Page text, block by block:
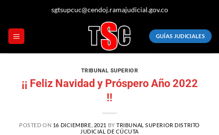
sgtsupcuc@cendoj.ramajudicial.gov.co
GUÍAS JUDICIALES
TRIBUNAL SUPERIOR
¡¡ Feliz Navidad y Próspero Año 2022
!!
POSTED ON 16 DICIEMBRE, 2021 BYTRIBUNAL SUPERIOR DISTRITO
JUDICIAL DE CÚCUTA